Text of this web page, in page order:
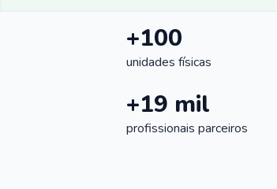
+100
unidades físicas
+19 mil
profissionais parceiros